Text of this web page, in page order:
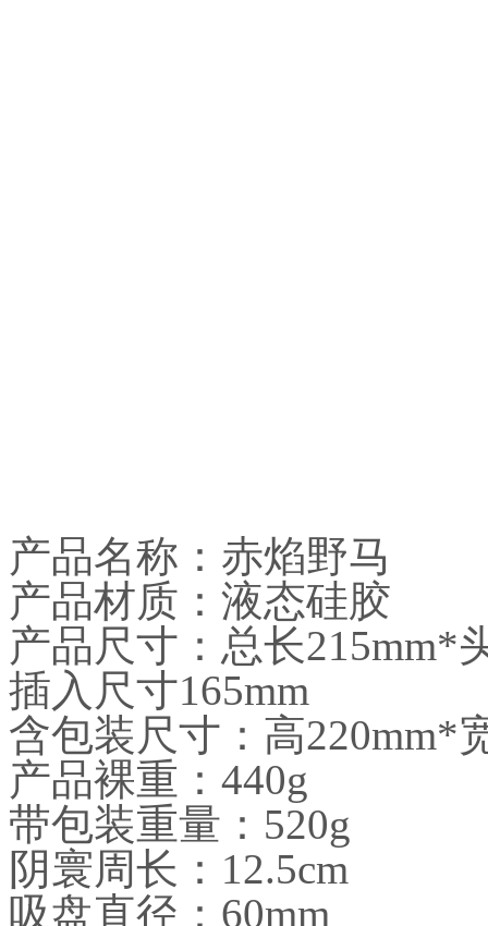
产品名称：赤焰野马
产品材质：液态硅胶
产品尺寸：总长215mm*
插入尺寸165mm
含包装尺寸：高220mm*
产品裸重：440g
带包装重量：520g
阴寰周长：12.5cm
吸盘直径：60mm